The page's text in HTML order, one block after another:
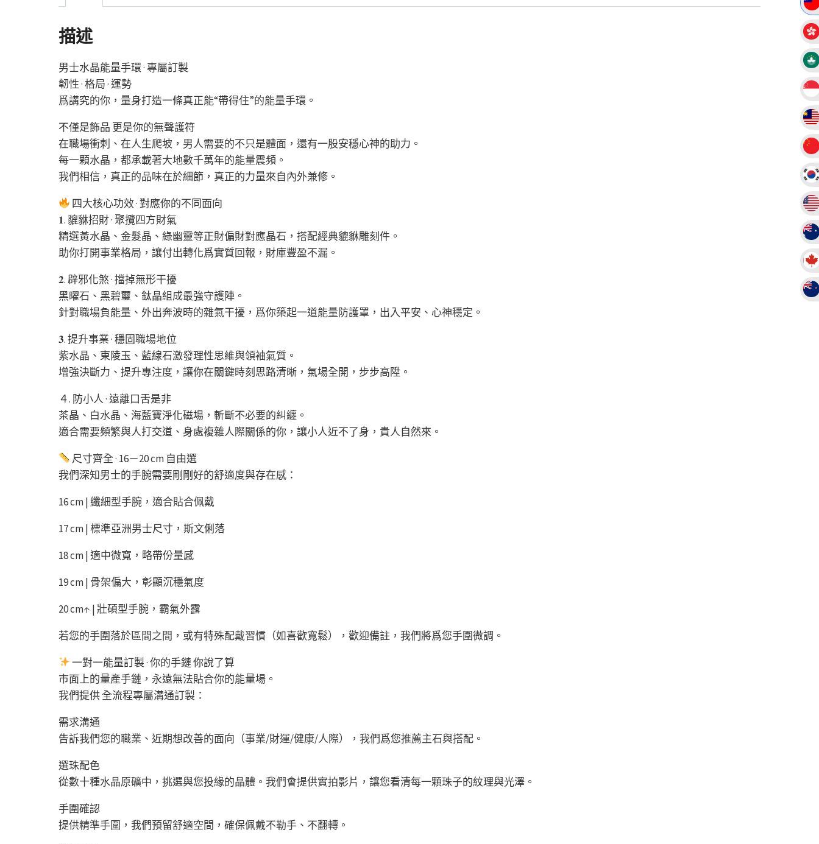
手
描述
男士水晶能量手環 · 專屬訂製
韌性 · 格局 · 運勢
爲講究的你，量身打造一條真正能“帶得住”的能量手環。
不僅是飾品 更是你的無聲護符
在職場衝刺、在人生爬坡，男人需要的不只是體面，還有一股安穩心神的助力。
每一顆水晶，都承載著大地數千萬年的能量震頻。
我們相信，真正的品味在於細節，真正的力量來自內外兼修。
四大核心功效 · 對應你的不同面向
𝟏. 貔貅招財 · 聚攬四方財氣
精選黃水晶、金髮晶、綠幽靈等正財偏財對應晶石，搭配經典貔貅雕刻件。
助你打開事業格局，讓付出轉化爲實質回報，財庫豐盈不漏。
𝟐. 辟邪化煞 · 擋掉無形干擾
黑曜石、黑碧璽、鈦晶組成最強守護陣。
針對職場負能量、外出奔波時的雜氣干擾，爲你築起一道能量防護罩，出入平安、心神穩定。
𝟑. 提升事業 · 穩固職場地位
紫水晶、東陵玉、藍線石激發理性思維與領袖氣質。
增強決斷力、提升專注度，讓你在關鍵時刻思路清晰，氣場全開，步步高陞。
４. 防小人 · 遠離口舌是非
茶晶、白水晶、海藍寶淨化磁場，斬斷不必要的糾纏。
適合需要頻繁與人打交道、身處複雜人際關係的你，讓小人近不了身，貴人自然來。
尺寸齊全 · 16－20 cm 自由選
我們深知男士的手腕需要剛剛好的舒適度與存在感：
16 cm | 纖細型手腕，適合貼合佩戴
17 cm | 標準亞洲男士尺寸，斯文俐落
18 cm | 適中微寬，略帶份量感
19 cm | 骨架偏大，彰顯沉穩氣度
20 cm↑ | 壯碩型手腕，霸氣外露
若您的手圍落於區間之間，或有特殊配戴習慣（如喜歡寬鬆），歡迎備註，我們將爲您手圍微調。
一對一能量訂製 · 你的手鏈 你說了算
市面上的量產手鏈，永遠無法貼合你的能量場。
我們提供 全流程專屬溝通訂製：
需求溝通
告訴我們您的職業、近期想改善的面向（事業/財運/健康/人際），我們爲您推薦主石與搭配。
選珠配色
從數十種水晶原礦中，挑選與您投緣的晶體。我們會提供實拍影片，讓您看清每一顆珠子的紋理與光澤。
手圍確認
提供精準手圍，我們預留舒適空間，確保佩戴不勒手、不翻轉。